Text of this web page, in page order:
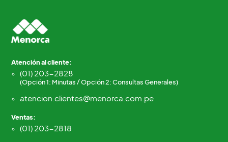
Atención al cliente:
(01) 203-2828
(Opción 1: Minutas / Opción 2: Consultas Generales)
atencion.clientes@menorca.com.pe
Ventas:
(01) 203-2818